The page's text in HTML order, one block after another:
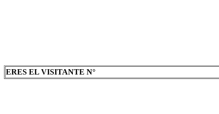
ERES EL VISITANTE N°